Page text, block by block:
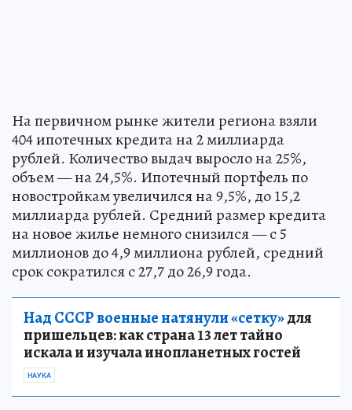
На первичном рынке жители региона взяли
404 ипотечных кредита на 2 миллиарда
рублей. Количество выдач выросло на 25%,
объем — на 24,5%. Ипотечный портфель по
новостройкам увеличился на 9,5%, до 15,2
миллиарда рублей. Средний размер кредита
на новое жилье немного снизился — с 5
миллионов до 4,9 миллиона рублей, средний
срок сократился с 27,7 до 26,9 года.
Над СССР военные натянули «сетку»для
пришельцев: как страна 13 лет тайно
искала и изучала инопланетных гостей
НАУКА